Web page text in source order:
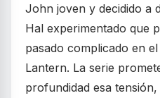
John joven y decidido a
Hal experimentado que
pasado complicado en
Lantern. La serie
profundidad esa